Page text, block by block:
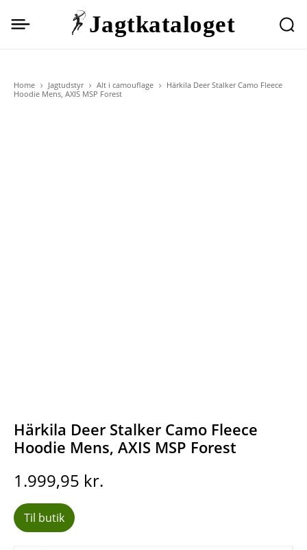
Jagtkataloget
Home Jagtudstyr Alt i camouflage
Härkila Deer Stalker Camo Fleece
Hoodie Mens, AXIS MSP Forest
Härkila Deer Stalker Camo Fleece
Hoodie Mens, AXIS MSP Forest
1.999,95 kr.
Til butik